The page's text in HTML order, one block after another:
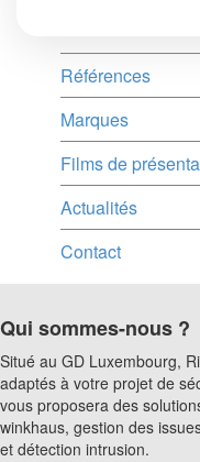
Références
Marques
Films de
Actualités
Contact
Qui sommes-nous ?
Situé au GD Luxembourg,
adaptés à votre projet de
vous proposera des
winkhaus, gestion des
et détection intrusion.